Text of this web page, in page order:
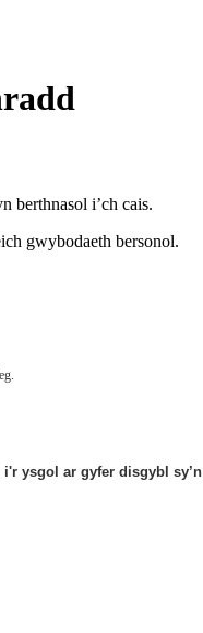
berthnasol i’ch cais.
gwybodaeth bersonol.
ysgol ar gyfer disgybl